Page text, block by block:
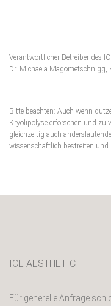
Verantwortlicher Betreiber des
Dr. Michaela Magometschnigg,
Bitte beachten: Auch wenn
Kryolipolyse erforschen und zu
gleichzeitig auch
wissenschaftlich bestreiten
ICE AESTHETIC
Für generelle Anfrage